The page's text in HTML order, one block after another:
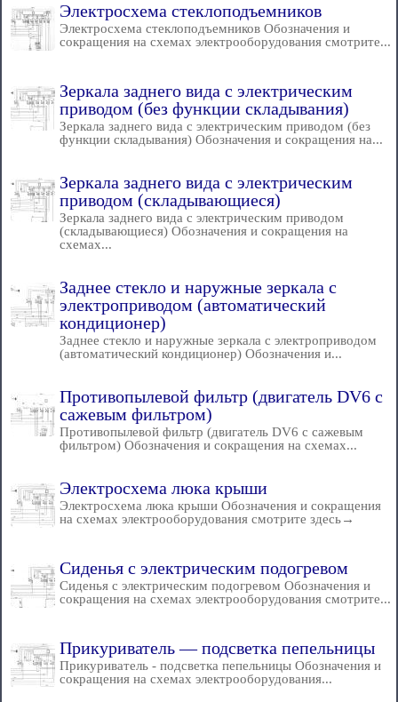
Электросхема стеклоподъемников
Электросхема стеклоподъемников Обозначения и
сокращения на схемах электрооборудования смотрите...
Зеркала заднего вида с электрическим
приводом (без функции складывания)
Зеркала заднего вида с электрическим приводом (без
функции складывания) Обозначения и сокращения на...
Зеркала заднего вида с электрическим
приводом (складывающиеся)
Зеркала заднего вида с электрическим приводом
(складывающиеся) Обозначения и сокращения на
схемах...
Заднее стекло и наружные зеркала с
электроприводом (автоматический
кондиционер)
Заднее стекло и наружные зеркала с электроприводом
(автоматический кондиционер) Обозначения и...
Противопылевой фильтр (двигатель DV6 с
сажевым фильтром)
Противопылевой фильтр (двигатель DV6 с сажевым
фильтром) Обозначения и сокращения на схемах...
Электросхема люка крыши
Электросхема люка крыши Обозначения и сокращения
на схемах электрооборудования смотрите здесь→
Сиденья с электрическим подогревом
Сиденья с электрическим подогревом Обозначения и
сокращения на схемах электрооборудования смотрите...
Прикуриватель — подсветка пепельницы
Прикуриватель - подсветка пепельницы Обозначения и
сокращения на схемах электрооборудования...